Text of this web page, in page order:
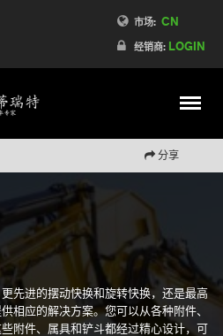
市场: CN
经销商: LOGIN
Meny
分享
先进的摆动快换和旋转快换，还是最高
相应的解决方案。您可以从各种附件、
附件、属具和铲斗都经过精心设计，可